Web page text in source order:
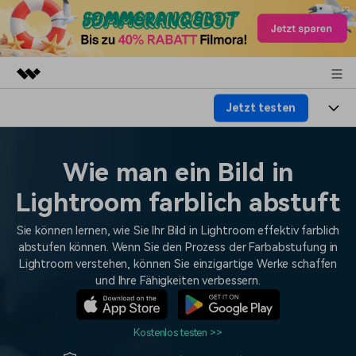
Dienstprogramme
Lösungen
Presseraum
Shop
Jetzt testen
Plattformen
Funktionen
Assets
Video/Foto
Audio
Lösungen
Soziale Medien
Marketing & Business
Ressourcen
Über 100 heiße Video-
Meisterkurs
Hilfe-Center
Wie man ein Bild in
Lightroom farblich abstuft
Sie können lernen, wie Sie Ihr Bild in Lightroom effektiv farblich
abstufen können. Wenn Sie den Prozess der Farbabstufung in
Lightroom verstehen, können Sie einzigartige Werke schaffen
und Ihre Fähigkeiten verbessern.
Kostenlos testen >>